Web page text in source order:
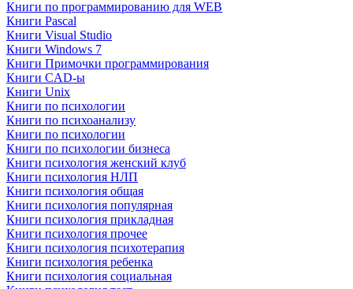
Книги по программированию для WEB
Книги Pascal
Книги Visual Studio
Книги Windows 7
Книги Примочки программирования
Книги CAD-ы
Книги Unix
Книги по психологии
Книги по психоанализу
Книги по психологии
Книги по психологии бизнеса
Книги психология женский клуб
Книги психология НЛП
Книги психология общая
Книги психология популярная
Книги психология прикладная
Книги психология прочее
Книги психология психотерапия
Книги психология ребенка
Книги психология социальная